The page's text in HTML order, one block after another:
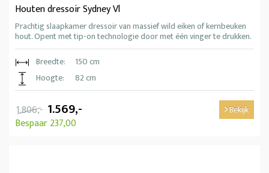
Houten dressoir Sydney Vl
Prachtig slaapkamer dressoir van massief wild eiken of kernbeuken
hout. Opent met tip-on technologie door met één vinger te drukken.
Breedte:
150 cm
Hoogte:
82 cm
1.806,- 1.569,-
Bespaar 237,00
Bekijk